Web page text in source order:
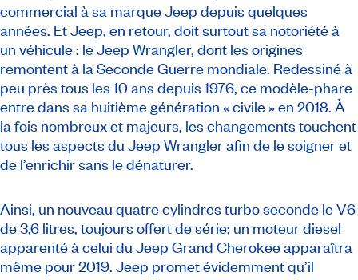
commercial à sa marque Jeep depuis quelques
années. Et Jeep, en retour, doit surtout sa notoriété à
un véhicule : le Jeep Wrangler, dont les origines
remontent à la Seconde Guerre mondiale. Redessiné à
peu près tous les 10 ans depuis 1976, ce modèle-phare
entre dans sa huitième génération « civile » en 2018. À
la fois nombreux et majeurs, les changements touchent
tous les aspects du Jeep Wrangler afin de le soigner et
de l’enrichir sans le dénaturer.
Ainsi, un nouveau quatre cylindres turbo seconde le V6
de 3,6 litres, toujours offert de série; un moteur diesel
apparenté à celui du Jeep Grand Cherokee apparaîtra
même pour 2019. Jeep promet évidemment qu’il